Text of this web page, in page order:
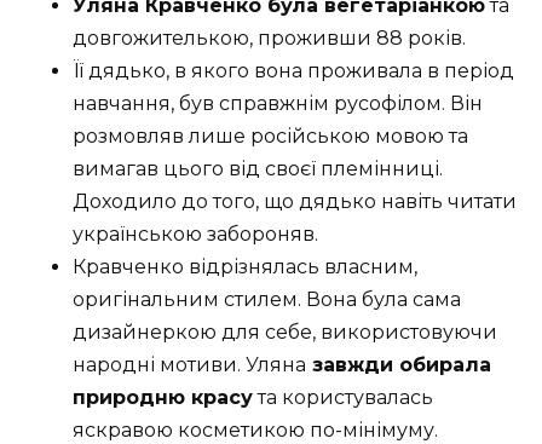
Уляна Кравченко була вегетаріанкоюта
довгожителькою, проживши 88 років.
Її дядько, в якого вона проживала в період
навчання, був справжнім русофілом. Він
розмовляв лише російською мовою та
вимагав цього від своєї племінниці.
Доходило до того, що дядько навіть читати
українською забороняв.
Кравченко відрізнялась власним,
оригінальним стилем. Вона була сама
дизайнеркою для себе, використовуючи
народні мотиви. Уляна завжди обирала
природню красута користувалась
яскравою косметикою по-мінімуму.